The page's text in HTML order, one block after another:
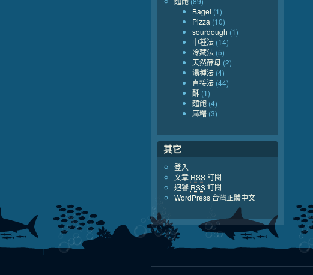
Bagel (1)
Pizza (10)
sourdough (1)
中種法 (14)
冷藏法 (5)
天然酵母 (2)
湯種法 (4)
直接法 (44)
酥 (1)
麵飽 (4)
麻糬 (3)
其它
登入
文章 RSS訂閱
迴響 RSS訂閱
WordPress 台灣正體中文